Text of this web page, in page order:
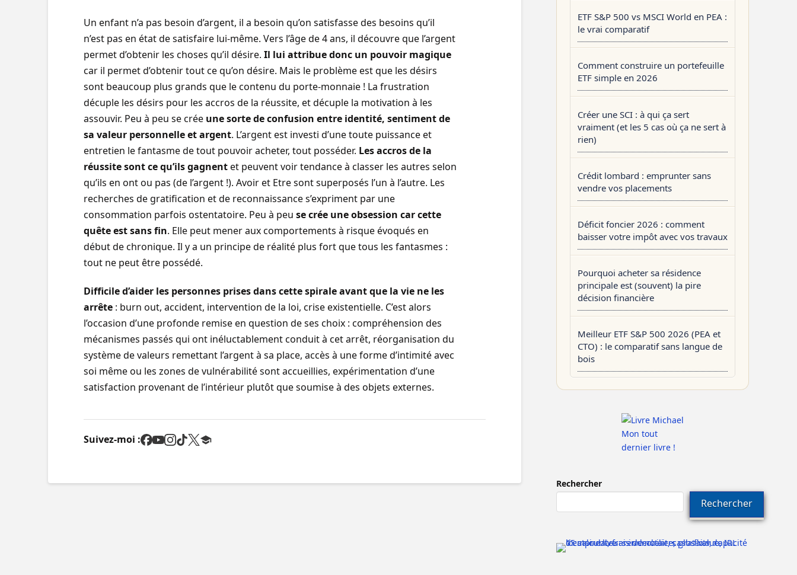
Un enfant n’a pas besoin d’argent, il a besoin qu’on satisfasse des besoins qu’il
n’est pas en état de satisfaire lui-même. Vers l’âge de 4 ans, il découvre que l’argent
permet d’obtenir les choses qu’il désire. Il lui attribue donc un pouvoir magique
car il permet d’obtenir tout ce qu’on désire. Mais le problème est que les désirs
sont beaucoup plus grands que le contenu du porte-monnaie ! La frustration
décuple les désirs pour les accros de la réussite, et décuple la motivation à les
assouvir. Peu à peu se crée une sorte de confusion entre identité, sentiment de
sa valeur personnelle et argent. L’argent est investi d’une toute puissance et
entretien le fantasme de tout pouvoir acheter, tout posséder. Les accros de la
réussite sont ce qu’ils gagnentet peuvent voir tendance à classer les autres selon
qu’ils en ont ou pas (de l’argent !). Avoir et Etre sont superposés l’un à l’autre. Les
recherches de gratification et de reconnaissance s’expriment par une
consommation parfois ostentatoire. Peu à peu se crée une obsession car cette
quête est sans fin. Elle peut mener aux comportements à risque évoqués en
début de chronique. Il y a un principe de réalité plus fort que tous les fantasmes :
tout ne peut être possédé.
Difficile d’aider les personnes prises dans cette spirale avant que la vie ne les
arrête: burn out, accident, intervention de la loi, crise existentielle. C’est alors
l’occasion d’une profonde remise en question de ses choix : compréhension des
mécanismes passés qui ont inéluctablement conduit à cet arrêt, réorganisation du
système de valeurs remettant l’argent à sa place, accès à une forme d’intimité avec
soi même ou les zones de vulnérabilité sont accueillies, expérimentation d’une
satisfaction provenant de l’intérieur plutôt que soumise à des objets externes.
Suivez-moi :
ETF S&P 500 vs MSCI World en PEA :
le vrai comparatif
Comment construire un portefeuille
ETF simple en 2026
Créer une SCI : à qui ça sert
vraiment (et les 5 cas où ça ne sert à
rien)
Crédit lombard : emprunter sans
vendre vos placements
Déficit foncier 2026 : comment
baisser votre impôt avec vos travaux
Pourquoi acheter sa résidence
principale est (souvent) la pire
décision financière
Meilleur ETF S&P 500 2026 (PEA et
CTO) : le comparatif sans langue de
bois
Mon tout
dernier livre !
Rechercher
Rechercher